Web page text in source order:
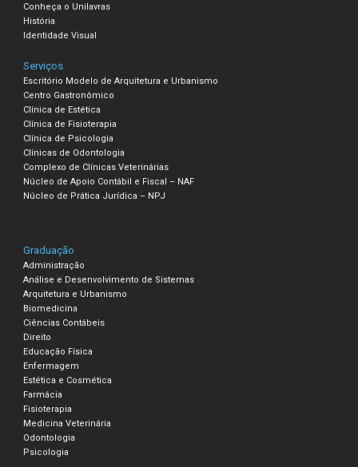
Conheça o Unilavras
História
Identidade Visual
Serviços
Escritório Modelo de Arquitetura e Urbanismo
Centro Gastronômico
Clínica de Estética
Clínica de Fisioterapia
Clínica de Psicologia
Clínicas de Odontologia
Complexo de Clínicas Veterinárias
Núcleo de Apoio Contábil e Fiscal – NAF
Núcleo de Prática Jurídica – NPJ
Graduação
Administração
Análise e Desenvolvimento de Sistemas
Arquitetura e Urbanismo
Biomedicina
Ciências Contábeis
Direito
Educação Física
Enfermagem
Estética e Cosmética
Farmácia
Fisioterapia
Medicina Veterinária
Odontologia
Psicologia